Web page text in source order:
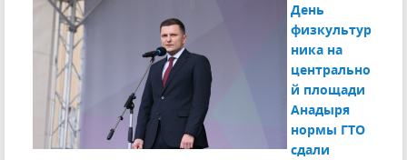
День
физкультур
ника на
центрально
й площади
Анадыря
нормы ГТО
сдали